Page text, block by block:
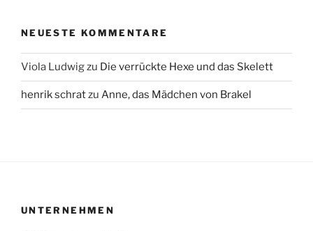
NEUESTE KOMMENTARE
Viola Ludwigzu Die verrückte Hexe und das Skelett
henrik schratzu Anne, das Mädchen von Brakel
UNTERNEHMEN